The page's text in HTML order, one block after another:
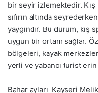
bir seyir izlemektedir. Kış
sıfırın altında
yaygındır. Bu durum, kış
uygun bir ortam sağlar.
bölgeleri, kayak
yerli ve yabancı
Bahar ayları, Kayseri